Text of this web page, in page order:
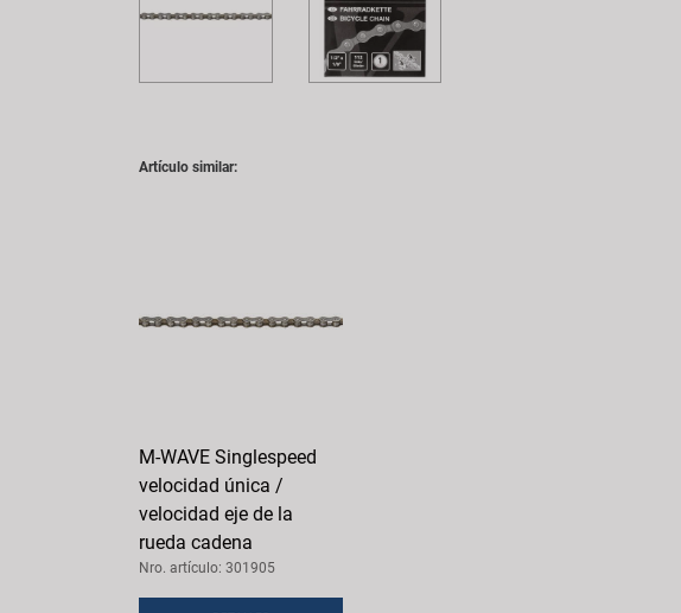
Artículo similar:
M-WAVE Singlespeed
velocidad única /
velocidad eje de la
rueda cadena
Nro. artículo: 301905